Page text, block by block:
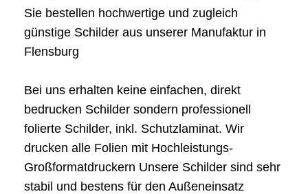
Sie bestellen hochwertige und zugleich
günstige Schilder aus unserer Manufaktur in
Flensburg
Bei uns erhalten keine einfachen, direkt
bedrucken Schilder sondern professionell
folierte Schilder, inkl. Schutzlaminat. Wir
drucken alle Folien mit Hochleistungs-
Großformatdruckern Unsere Schilder sind sehr
stabil und bestens für den Außeneinsatz